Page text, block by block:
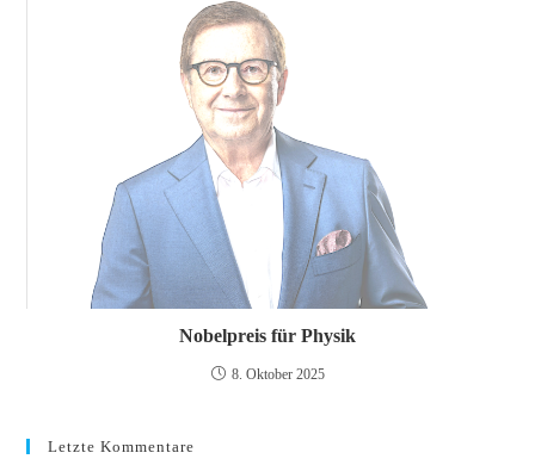
Nobelpreis für Physik
8. Oktober 2025
Letzte Kommentare